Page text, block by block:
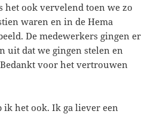
het ook vervelend toen we zo
waren en in de Hema
De medewerkers gingen er
uit dat we gingen stelen en
voor het vertrouwen
ik het ook. Ik ga liever een